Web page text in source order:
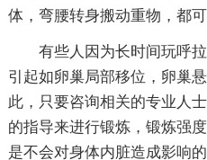
体，弯腰转身搬动重物，都
有些人因为长时间玩呼拉
引起如卵巢局部移位，卵巢
此，只要咨询相关的专业人
的指导来进行锻炼，锻炼强
是不会对身体内脏造成影响的